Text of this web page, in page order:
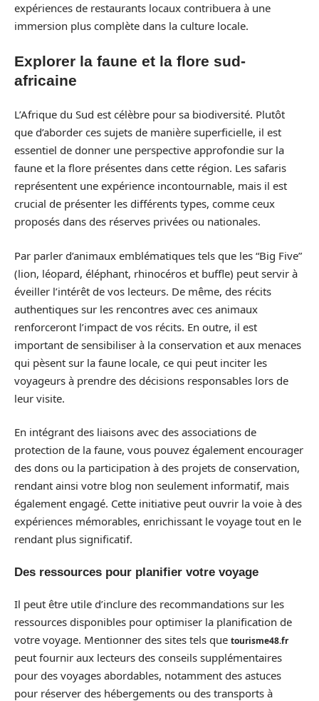
expériences de restaurants locaux contribuera à une
immersion plus complète dans la culture locale.
Explorer la faune et la flore sud-
africaine
L’Afrique du Sud est célèbre pour sa biodiversité. Plutôt
que d’aborder ces sujets de manière superficielle, il est
essentiel de donner une perspective approfondie sur la
faune et la flore présentes dans cette région. Les safaris
représentent une expérience incontournable, mais il est
crucial de présenter les différents types, comme ceux
proposés dans des réserves privées ou nationales.
Par parler d’animaux emblématiques tels que les “Big Five”
(lion, léopard, éléphant, rhinocéros et buffle) peut servir à
éveiller l’intérêt de vos lecteurs. De même, des récits
authentiques sur les rencontres avec ces animaux
renforceront l’impact de vos récits. En outre, il est
important de sensibiliser à la conservation et aux menaces
qui pèsent sur la faune locale, ce qui peut inciter les
voyageurs à prendre des décisions responsables lors de
leur visite.
En intégrant des liaisons avec des associations de
protection de la faune, vous pouvez également encourager
des dons ou la participation à des projets de conservation,
rendant ainsi votre blog non seulement informatif, mais
également engagé. Cette initiative peut ouvrir la voie à des
expériences mémorables, enrichissant le voyage tout en le
rendant plus significatif.
Des ressources pour planifier votre voyage
Il peut être utile d’inclure des recommandations sur les
ressources disponibles pour optimiser la planification de
votre voyage. Mentionner des sites tels que tourisme48.fr
peut fournir aux lecteurs des conseils supplémentaires
pour des voyages abordables, notamment des astuces
pour réserver des hébergements ou des transports à